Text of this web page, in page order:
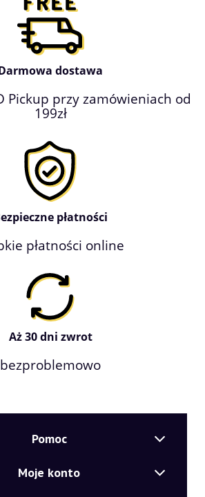
dostawa
Pickup przy zamówieniach od
199zł
płatności
płatności online
Aż 30 dni zwrot
bezproblemowo
Pomoc
Moje konto